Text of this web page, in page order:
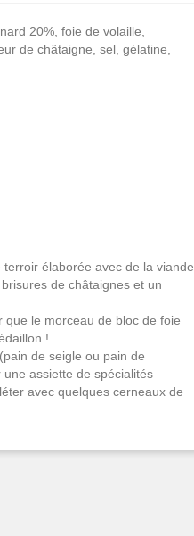
20%, foie de volaille,
de châtaigne, sel, gélatine,
élaborée avec de la viande
de châtaignes et un
le morceau de bloc de foie
!
de seigle ou pain de
assiette de spécialités
avec quelques cerneaux de